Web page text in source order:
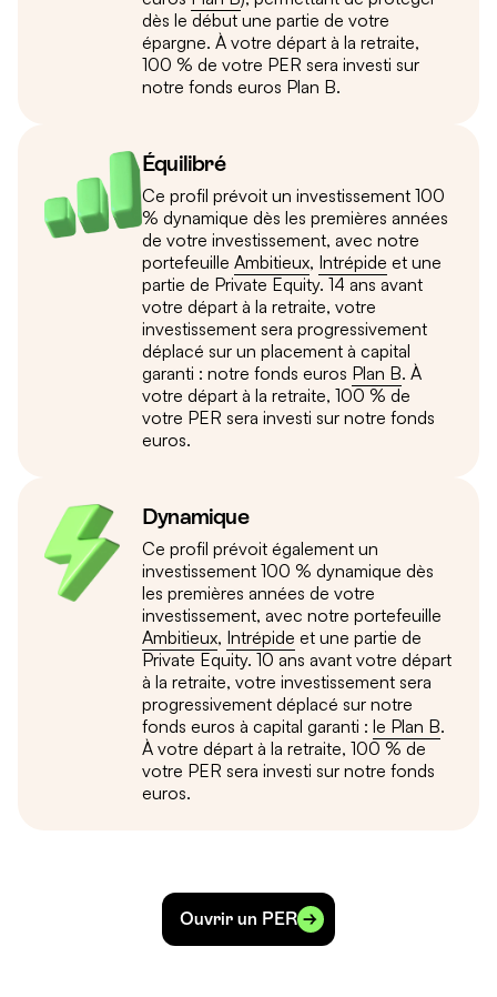
dès le début une partie de votre
épargne. À votre départ à la retraite,
100 % de votre PER sera investi sur
notre fonds euros Plan B.
Équilibré
Ce profil prévoit un investissement 100
% dynamique dès les premières années
de votre investissement, avec notre
portefeuille Ambitieux, Intrépide et une
partie de Private Equity. 14 ans avant
votre départ à la retraite, votre
investissement sera progressivement
déplacé sur un placement à capital
garanti : notre fonds euros Plan B. À
votre départ à la retraite, 100 % de
votre PER sera investi sur notre fonds
euros.
Dynamique
Ce profil prévoit également un
investissement 100 % dynamique dès
les premières années de votre
investissement, avec notre portefeuille
Ambitieux, Intrépide et une partie de
Private Equity. 10 ans avant votre départ
à la retraite, votre investissement sera
progressivement déplacé sur notre
fonds euros à capital garanti : le Plan B.
À votre départ à la retraite, 100 % de
votre PER sera investi sur notre fonds
euros.
Ouvrir un PER